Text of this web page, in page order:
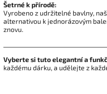
Šetrné k přírodě:
Vyrobeno z udržitelné bavlny,
alternativou k jednorázovým
znovu.
Vyberte si tuto elegantní a
každému dárku, a udělejte z